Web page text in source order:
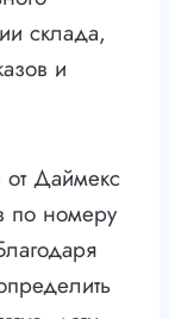
склада,
и
Даймекс
по номеру